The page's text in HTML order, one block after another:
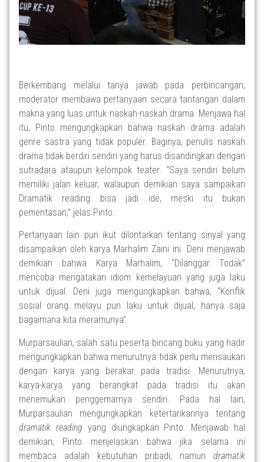
Berkembang melalui tanya jawab pada perbincangan,
moderator membawa pertanyaan secara tantangan dalam
makna yang luas untuk naskah-naskah drama. Menjawa hal
itu, Pinto mengungkapkan bahwa naskah drama adalah
genre sastra yang tidak populer. Baginya, penulis naskah
drama tidak berdiri sendiri yang harus disandingkan dengan
sutradara ataupun kelompok teater. “Saya sendiri belum
memiliki jalan keluar, walaupun demikian saya sampaikan
Dramatik reading bisa jadi ide, meski itu bukan
pementasan,” jelas Pinto.
Pertanyaan lain pun ikut dilontarkan tentang sinyal yang
disampaikan oleh karya Marhalim Zaini ini. Deni menjawab
demikian bahwa Karya Marhalim, “Dilanggar Todak”
mencoba mengatakan idiom kemelayuan yang juga laku
untuk dijual. Deni juga mengungkapkan bahwa, “Konflik
sosial orang melayu pun laku untuk dijual, hanya saja
bagaimana kita meramunya”.
Murparsaulian, salah satu peserta bincang buku yang hadir
mengungkapkan bahwa menurutnya tidak perlu merisaukan
dengan karya yang berakar pada tradisi. Menurutnya,
karya-karya yang berangkat pada tradisi itu akan
menemukan penggemarnya sendiri. Pada hal lain,
Murparsaulian mengungkapkan ketertarikannya tentang
dramatik reading yang diungkapkan Pinto. Menjawab hal
demikian, Pinto menjelaskan bahwa jika selama ini
membaca adalah kebutuhan pribadi, namun dramatik